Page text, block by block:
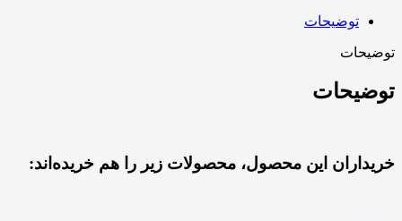
توضیحات
توضیحات
توضیحات
خریداران این محصول، محصولات زیر را هم خریده‌اند: